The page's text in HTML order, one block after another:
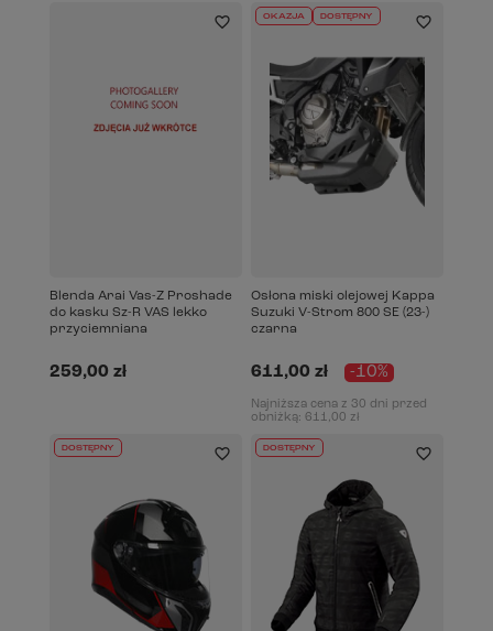
Blenda Arai Vas-Z Proshade
do kasku Sz-R VAS lekko
przyciemniana
259,00 zł
OKAZJA DOSTĘPNY
Osłona miski olejowej Kappa
Suzuki V-Strom 800 SE (23-)
czarna
611,00 zł -10%
Najniższa cena z 30 dni przed
obniżką: 611,00 zł
DOSTĘPNY DOSTĘPNY